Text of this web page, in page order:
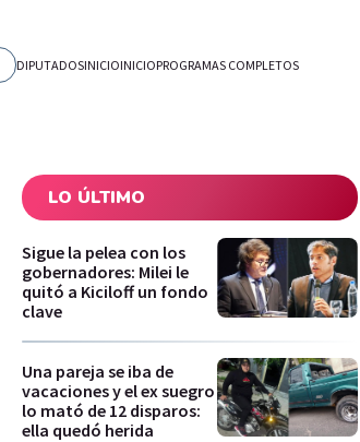
DIPUTADOSINICIOINICIOPROGRAMAS COMPLETOS
LO ÚLTIMO
Sigue la pelea con los
gobernadores: Milei le
quitó a Kiciloff un fondo
clave
Una pareja se iba de
vacaciones y el ex suegro
lo mató de 12 disparos:
ella quedó herida